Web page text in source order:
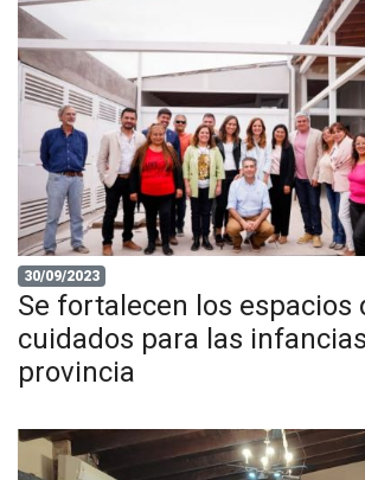
30/09/2023
Se fortalecen los espacios
cuidados para las
provincia